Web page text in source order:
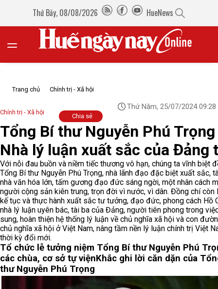
Thứ Bảy, 08/08/2026 HueNews
Trang chủ Chính trị - Xã hội
Chính trị - Xã hội
Thứ Năm, 25/07/2024 09:28
Chia sẻ
Tổng Bí thư Nguyễn Phú
Nhà lý luận xuất sắc của Đảng
Với nỗi đau buồn và niềm tiếc thương vô hạn, chúng ta vĩnh biệt
Tổng Bí thư Nguyễn Phú Trọng, nhà lãnh đạo đặc biệt xuất sắc,
nhà văn hóa lớn, tấm gương đạo đức sáng ngời, một nhân cách
người cộng sản kiên trung, trọn đời vì nước, vì dân. Đồng chí còn
kế tục và thực hành xuất sắc tư tưởng, đạo đức, phong cách Hồ
nhà lý luận uyên bác, tài ba của Đảng, người tiên phong trong
sung, hoàn thiện hệ thống lý luận về chủ nghĩa xã hội và con
chủ nghĩa xã hội ở Việt Nam, nâng tầm nền lý luận chính trị Việt
thời kỳ đổi mới.
Tổ chức lễ tưởng niệm Tổng Bí thư Nguyễn Phú
các chùa, cơ sở tự việnKhắc ghi lời căn dặn của
thư Nguyễn Phú Trọng